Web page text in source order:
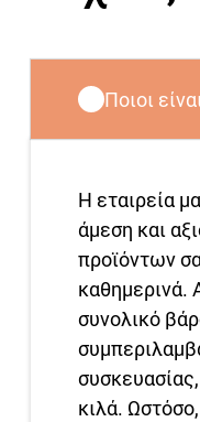
Ποιοι
Η εταιρεία
άμεση και
προϊόντων
καθημερινά.
συνολικό
κιλά.